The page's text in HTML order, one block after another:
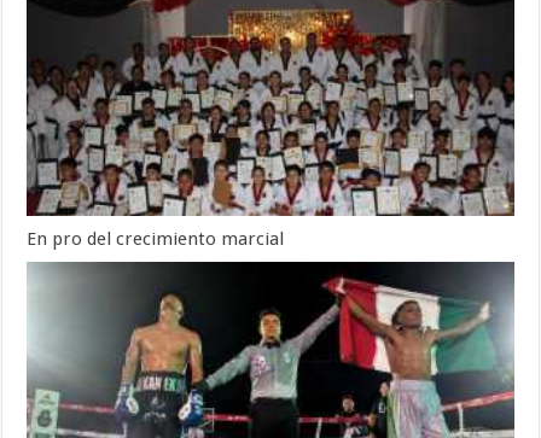
En pro del crecimiento marcial